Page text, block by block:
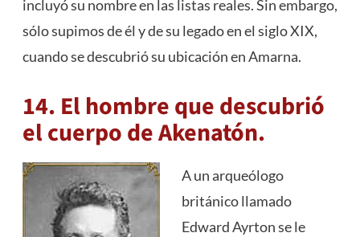
incluyó su nombre en las listas reales. Sin embargo,
sólo supimos de él y de su legado en el siglo XIX,
cuando se descubrió su ubicación en Amarna.
14. El hombre que descubrió
el cuerpo de Akenatón.
A un arqueólogo
británico llamado
Edward Ayrton se le